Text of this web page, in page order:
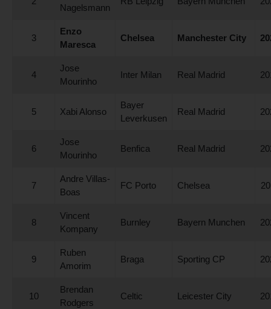
Nagelsmann
3
Enzo
Maresca
Chelsea Manchester City
4
Jose
Mourinho
Inter Milan Real Madrid
5 Xabi Alonso
Bayer
Leverkusen
Real Madrid
6
Jose
Mourinho
Benfica Real Madrid
7
Andre Villas-
Boas
FC Porto Chelsea
8
Vincent
Kompany
Burnley Bayern Munchen
9
Ruben
Amorim
Braga Sporting CP
10
Brendan
Rodgers
Celtic Leicester City